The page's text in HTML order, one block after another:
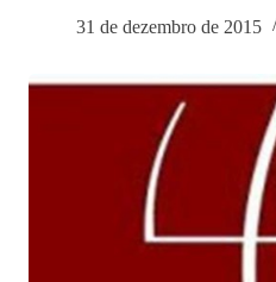
31 de dezembro de 2015